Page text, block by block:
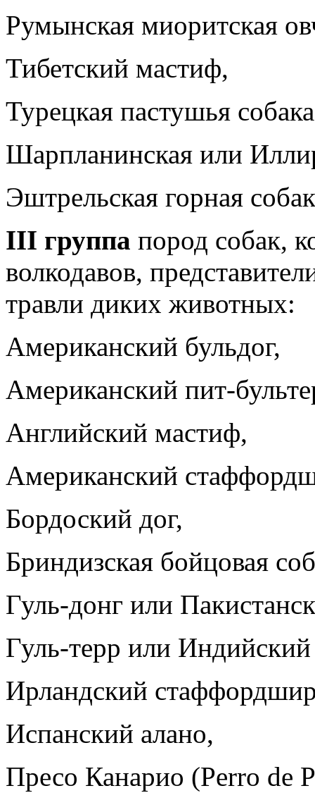
Румынская миоритская
Тибетский мастиф,
Турецкая пастушья
Шарпланинская или
Эштрельская горная
III группа пород собак,
волкодавов,
травли диких животных:
Американский бульдог,
Американский пит-
Английский мастиф,
Американский
Бордоский дог,
Бриндизская бойцовая
Гуль-донг или
Гуль-терр или
Ирландский
Испанский алано,
Пресо Канарио (Perro de